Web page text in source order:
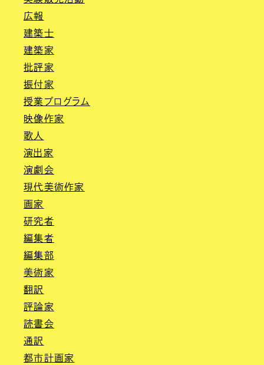
広報
建築士
建築家
批評家
振付家
授業プログラム
映像作家
歌人
演出家
演劇会
現代美術作家
画家
研究者
編集者
編集部
美術家
翻訳
評論家
読書会
通訳
都市計画家